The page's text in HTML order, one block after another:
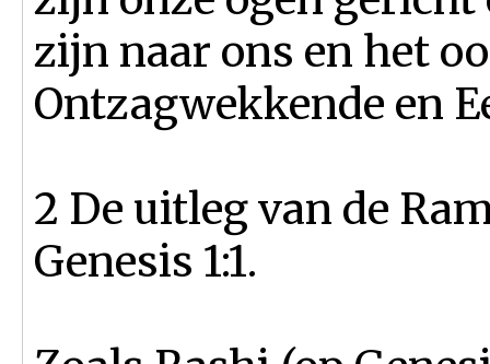
zijn naar ons en het
Ontzagwekkende en
2 De uitleg van de
Genesis 1:1.